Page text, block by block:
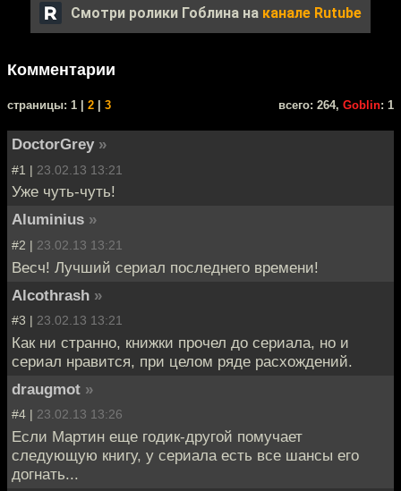
Смотри ролики Гоблина на канале Rutube
Комментарии
cтраницы: 1 | 2 3 всего: 264, Goblin: 1
DoctorGrey »
#1 | 23.02.13 13:21
Уже чуть-чуть!
Aluminius »
#2 | 23.02.13 13:21
Весч! Лучший сериал последнего времени!
Alcothrash »
#3 | 23.02.13 13:21
Как ни странно, книжки прочел до сериала, но и
сериал нравится, при целом ряде расхождений.
draugmot »
#4 | 23.02.13 13:26
Если Мартин еще годик-другой помучает
следующую книгу, у сериала есть все шансы его
догнать...